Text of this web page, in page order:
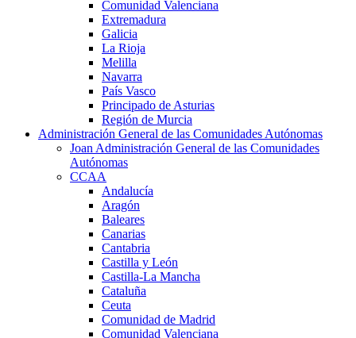
Comunidad Valenciana
Extremadura
Galicia
La Rioja
Melilla
Navarra
País Vasco
Principado de Asturias
Región de Murcia
Administración General de las Comunidades Autónomas
Joan Administración General de las Comunidades
Autónomas
CCAA
Andalucía
Aragón
Baleares
Canarias
Cantabria
Castilla y León
Castilla-La Mancha
Cataluña
Ceuta
Comunidad de Madrid
Comunidad Valenciana